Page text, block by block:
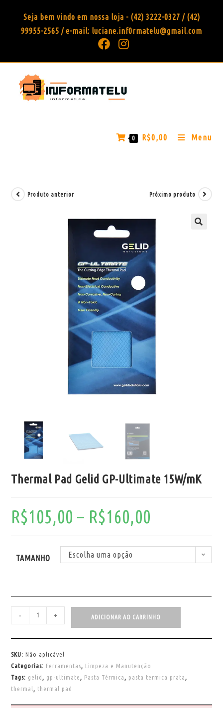
Seja bem vindo em nossa loja - (42) 3222-0327 / (42)
99955-2565 / e-mail: luciane.inf0rmatelu@gmail.com
0 R$0,00 Menu
Produto anterior Próximo produto
Thermal Pad Gelid GP-Ultimate 15W/mK
R$105,00 – R$160,00
TAMANHO Escolha uma opção
- + ADICIONAR AO CARRINHO
SKU:Não aplicável
Categorias: Ferramentas, Limpeza e Manutenção
Tags: gelid , gp-ultimate , Pasta Térmica , pasta termica prata ,
thermal , thermal pad